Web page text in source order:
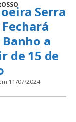
Serra
a
de 15 de
11/07/2024